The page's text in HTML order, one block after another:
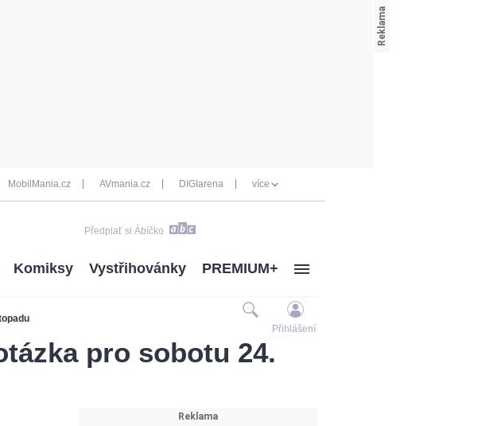
MobilMania.cz AVmania.cz DIGIarena více
Předplať si Ábíčko
Komiksy Vystřihovánky PREMIUM+
Přihlášení
pro sobotu 24.